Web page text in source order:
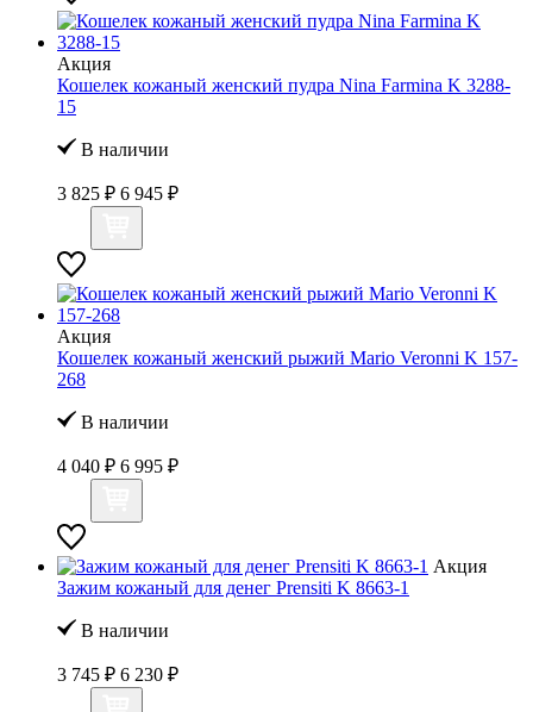
Акция
Кошелек кожаный женский пудра Nina Farmina K 3288-
15
В наличии
3 825 ₽ 6 945 ₽
Акция
Кошелек кожаный женский рыжий Mario Veronni K 157-
268
В наличии
4 040 ₽ 6 995 ₽
Акция
Зажим кожаный для денег Prensiti K 8663-1
В наличии
3 745 ₽ 6 230 ₽